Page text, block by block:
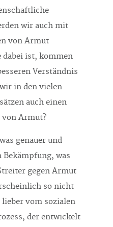
wir auch mit
von Armut
ist, kommen
Verständnis
in den vielen
auch einen
von Armut?
genauer und
was
gegen Armut
so nicht
vom sozialen
der entwickelt